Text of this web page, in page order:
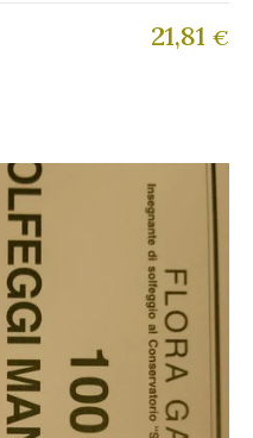
21,81 €